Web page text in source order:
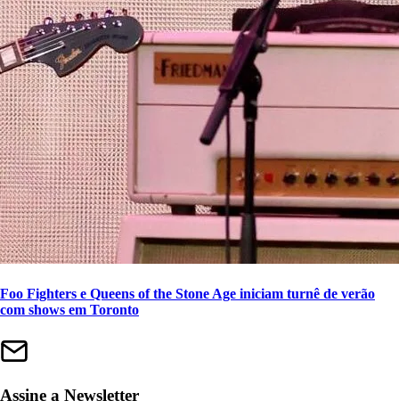
Foo Fighters e Queens of the Stone Age iniciam turnê de verão
com shows em Toronto
Assine a Newsletter